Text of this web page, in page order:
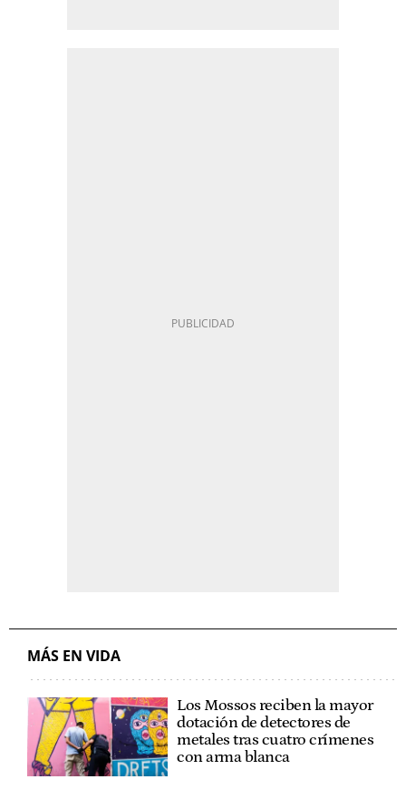
MÁS EN VIDA
Los Mossos reciben la mayor
dotación de detectores de
metales tras cuatro crímenes
con arma blanca